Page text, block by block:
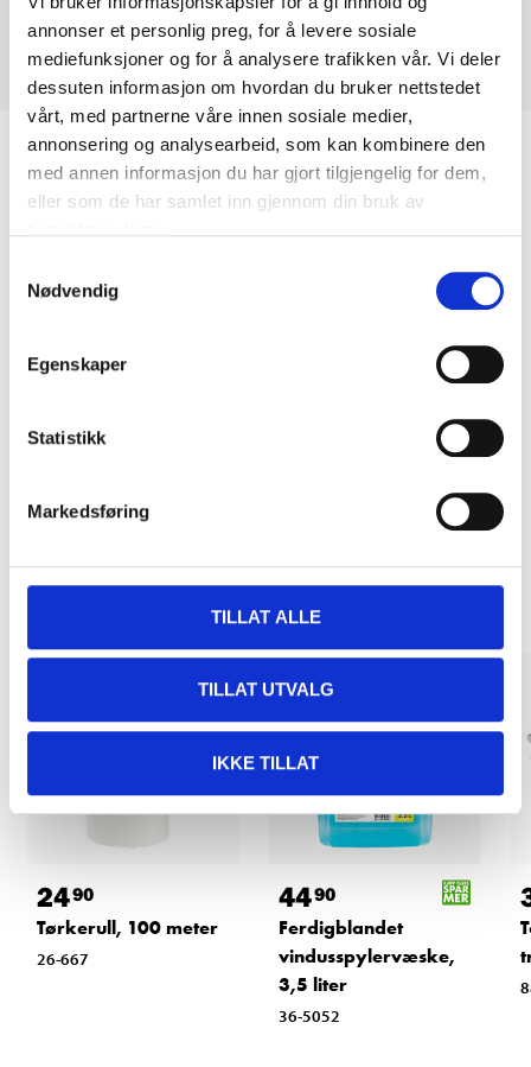
annonser et personlig preg, for å levere sosiale
mediefunksjoner og for å analysere trafikken vår. Vi deler
dessuten informasjon om hvordan du bruker nettstedet
vårt, med partnerne våre innen sosiale medier,
annonsering og analysearbeid, som kan kombinere den
med annen informasjon du har gjort tilgjengelig for dem,
eller som de har samlet inn gjennom din bruk av
Nødvendig
Egenskaper
Statistikk
Markedsføring
TILLAT ALLE
TILLAT UTVALG
IKKE TILLAT
Biltemakortet
Andre kunder har også kjøpt
2490
Tørkerull, 100 meter
26-667
4490
Ferdigblandet
vindusspylervæske,
3,5 liter
36-5052